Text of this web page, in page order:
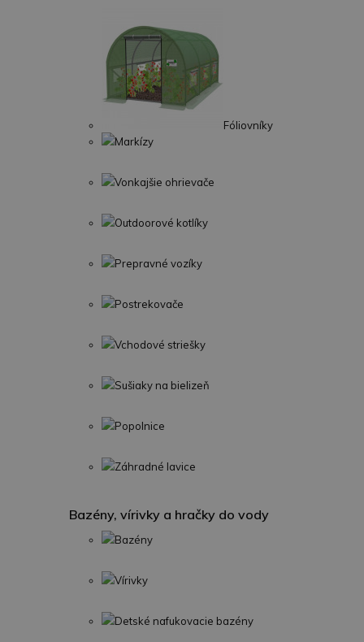
Fóliovníky
Markízy
Vonkajšie ohrievače
Outdoorové kotlíky
Prepravné vozíky
Postrekovače
Vchodové striešky
Sušiaky na bielizeň
Popolnice
Záhradné lavice
Bazény, vírivky a hračky do vody
Bazény
Vírivky
Detské nafukovacie bazény